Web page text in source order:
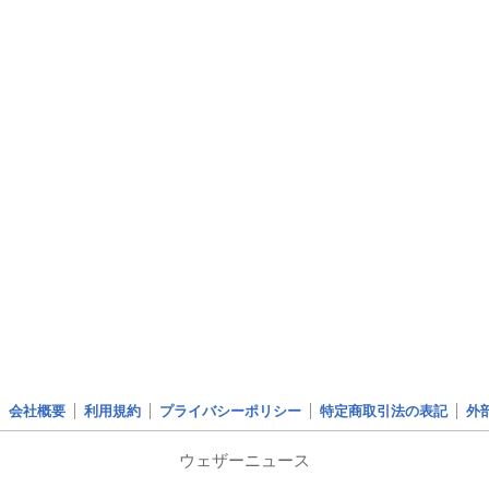
会社概要 利用規約 プライバシーポリシー 特定商取引法の表記 外
ウェザーニュース